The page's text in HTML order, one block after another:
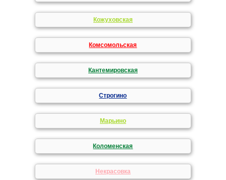
Кожуховская
Комсомольская
Кантемировская
Строгино
Марьино
Коломенская
Некрасовка